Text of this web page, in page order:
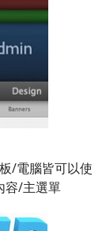
/電腦皆可以使
容/主選單